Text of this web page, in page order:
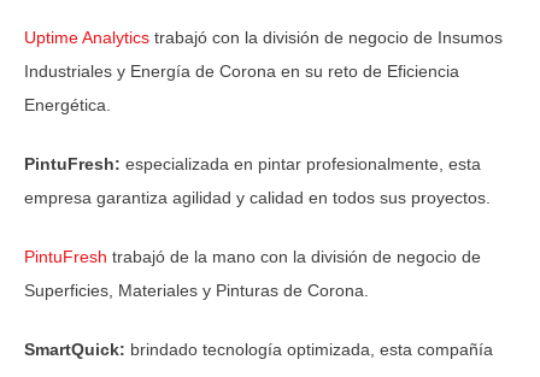
Uptime Analytics trabajó con la división de negocio de Insumos
Industriales y Energía de Corona en su reto de Eficiencia
Energética.
PintuFresh: especializada en pintar profesionalmente, esta
empresa garantiza agilidad y calidad en todos sus proyectos.
PintuFresh trabajó de la mano con la división de negocio de
Superficies, Materiales y Pinturas de Corona.
SmartQuick: brindado tecnología optimizada, esta compañía